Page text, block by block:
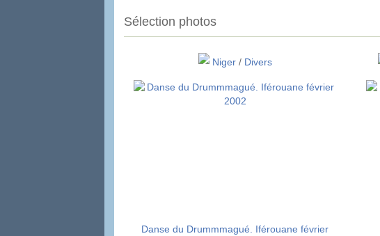
Sélection photos
Niger/ Divers
Danse du Drummmagué. Iférouane février